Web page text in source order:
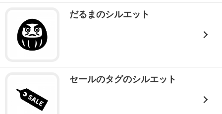
だるまのシルエット
セールのタグのシルエット